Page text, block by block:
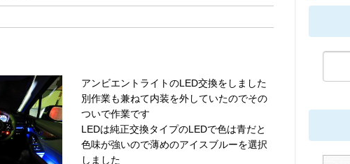
アンビエントライトのLED交換をしました
別作業も兼ねて内装を外していたのでその
ついで作業です
LEDは純正交換タイプのLEDで色は青だと
色味が強いので薄めのアイスブルーを選択
しました